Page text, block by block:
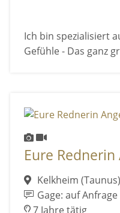
Ich bin spezialisiert
Gefühle - Das ganz
Eure Rednerin
Kelkheim (Taunus)
Gage: auf Anfrage
7 Jahre tätig